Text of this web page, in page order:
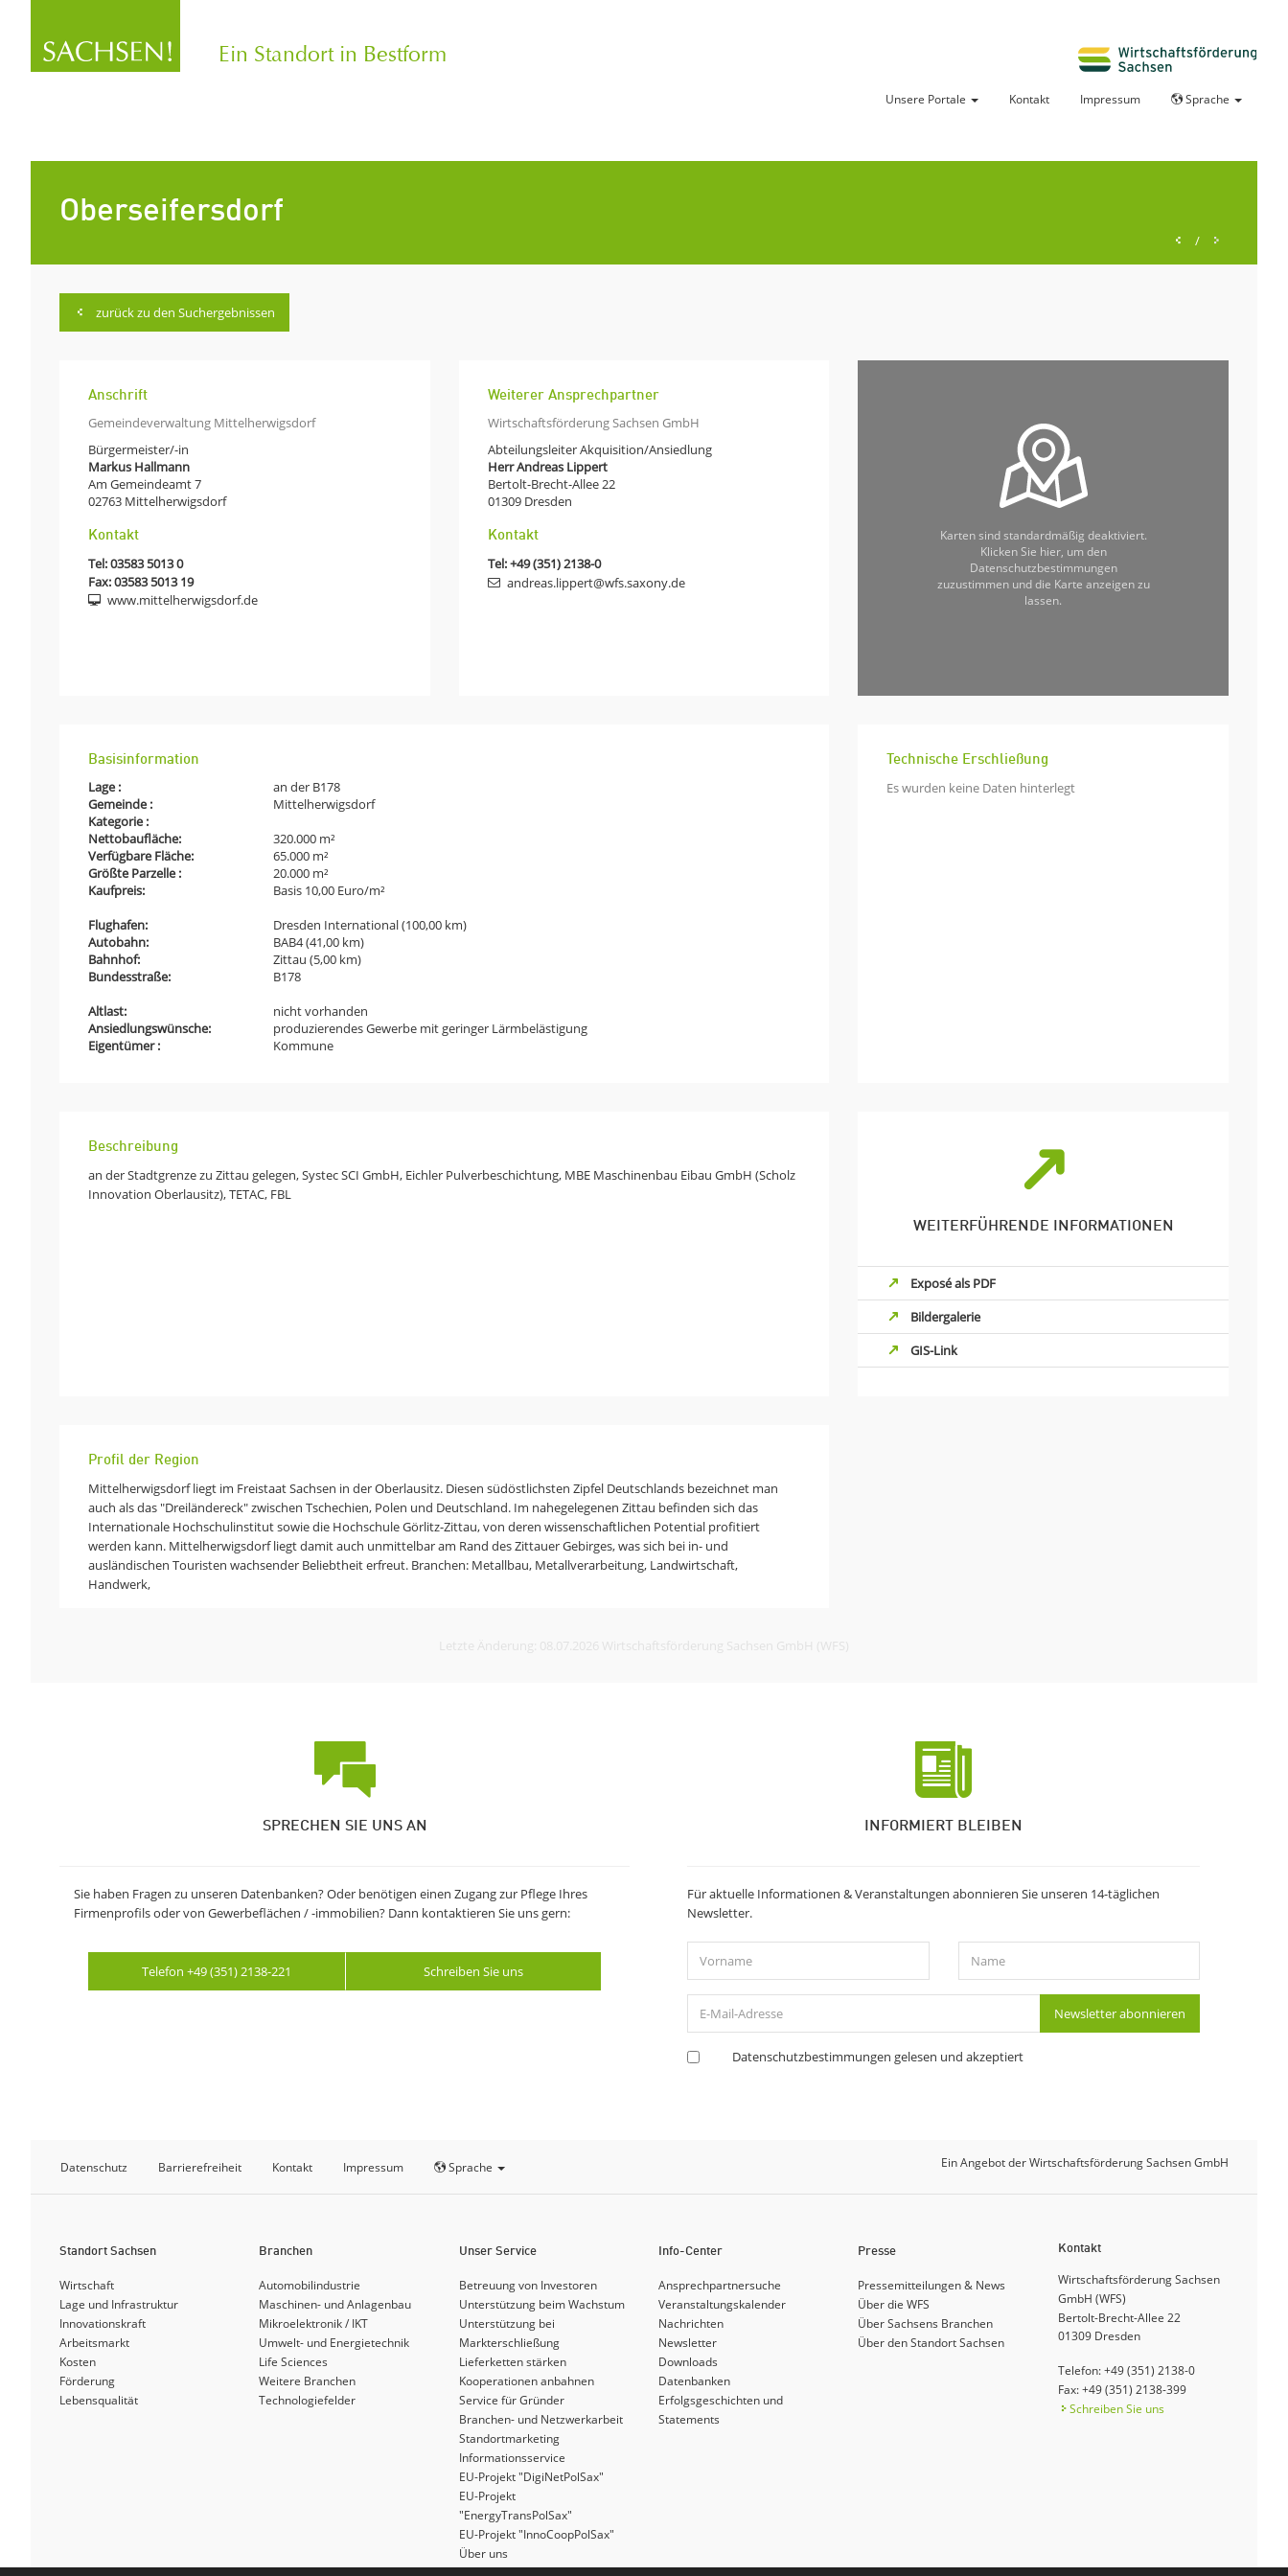
Ein Standort in Bestform
Unsere Portale Kontakt Impressum Sprache
Oberseifersdorf
/
zurück zu den Suchergebnissen
Anschrift
Gemeindeverwaltung Mittelherwigsdorf
Bürgermeister/-in
Markus Hallmann
Am Gemeindeamt 7
02763 Mittelherwigsdorf
Kontakt
Tel:03583 5013 0
Fax: 03583 5013 19
www.mittelherwigsdorf.de
Weiterer Ansprechpartner
Wirtschaftsförderung Sachsen GmbH
Abteilungsleiter Akquisition/Ansiedlung
Herr Andreas Lippert
Bertolt-Brecht-Allee 22
01309 Dresden
Kontakt
Tel:+49 (351) 2138-0
andreas.lippert@wfs.saxony.de
Karten sind standardmäßig deaktiviert.
Klicken Sie hier, um den
Datenschutzbestimmungen
zuzustimmen und die Karte anzeigen zu
lassen.
Basisinformation
Lage :
an der B178
Gemeinde :
Mittelherwigsdorf
Kategorie :
Nettobaufläche:
320.000 m²
Verfügbare Fläche:
65.000 m²
Größte Parzelle :
20.000 m²
Kaufpreis:
Basis 10,00 Euro/m²
Flughafen:
Dresden International (100,00 km)
Autobahn:
BAB4 (41,00 km)
Bahnhof:
Zittau (5,00 km)
Bundesstraße:
B178
Altlast:
nicht vorhanden
Ansiedlungswünsche:
produzierendes Gewerbe mit geringer Lärmbelästigung
Eigentümer :
Kommune
Technische Erschließung
Es wurden keine Daten hinterlegt
Beschreibung
an der Stadtgrenze zu Zittau gelegen, Systec SCI GmbH, Eichler Pulverbeschichtung, MBE Maschinenbau Eibau GmbH (Scholz
Innovation Oberlausitz), TETAC, FBL
WEITERFÜHRENDE INFORMATIONEN
Exposé als PDF
Bildergalerie
GIS-Link
Profil der Region
Mittelherwigsdorf liegt im Freistaat Sachsen in der Oberlausitz. Diesen südöstlichsten Zipfel Deutschlands bezeichnet man
auch als das "Dreiländereck" zwischen Tschechien, Polen und Deutschland. Im nahegelegenen Zittau befinden sich das
Internationale Hochschulinstitut sowie die Hochschule Görlitz-Zittau, von deren wissenschaftlichen Potential profitiert
werden kann. Mittelherwigsdorf liegt damit auch unmittelbar am Rand des Zittauer Gebirges, was sich bei in- und
ausländischen Touristen wachsender Beliebtheit erfreut. Branchen: Metallbau, Metallverarbeitung, Landwirtschaft,
Handwerk,
Letzte Änderung: 08.07.2026 Wirtschaftsförderung Sachsen GmbH (WFS)
SPRECHEN SIE UNS AN
Sie haben Fragen zu unseren Datenbanken? Oder benötigen einen Zugang zur Pflege Ihres
Firmenprofils oder von Gewerbeflächen / -immobilien? Dann kontaktieren Sie uns gern:
Telefon +49 (351) 2138-221 Schreiben Sie uns
INFORMIERT BLEIBEN
Für aktuelle Informationen & Veranstaltungen abonnieren Sie unseren 14-täglichen
Newsletter.
Mail-
Adresse
Newsletter abonnieren
Datenschutzbestimmungen gelesen und akzeptiert
Datenschutz Barrierefreiheit Kontakt Impressum Sprache Ein Angebot der Wirtschaftsförderung Sachsen GmbH
Standort Sachsen
Wirtschaft
Lage und Infrastruktur
Innovationskraft
Arbeitsmarkt
Kosten
Förderung
Lebensqualität
Branchen
Automobilindustrie
Maschinen- und Anlagenbau
Mikroelektronik / IKT
Umwelt- und Energietechnik
Life Sciences
Weitere Branchen
Technologiefelder
Unser Service
Betreuung von Investoren
Unterstützung beim Wachstum
Unterstützung bei
Markterschließung
Lieferketten stärken
Kooperationen anbahnen
Service für Gründer
Branchen- und Netzwerkarbeit
Standortmarketing
Informationsservice
EU-Projekt "DigiNetPolSax"
EU-Projekt
"EnergyTransPolSax"
EU-Projekt "InnoCoopPolSax"
Über uns
Info-Center
Ansprechpartnersuche
Veranstaltungskalender
Nachrichten
Newsletter
Downloads
Datenbanken
Erfolgsgeschichten und
Statements
Presse
Pressemitteilungen & News
Über die WFS
Über Sachsens Branchen
Über den Standort Sachsen
Kontakt
Wirtschaftsförderung Sachsen
GmbH (WFS)
Bertolt-Brecht-Allee 22
01309 Dresden
Telefon: +49 (351) 2138-0
Fax: +49 (351) 2138-399
Schreiben Sie uns